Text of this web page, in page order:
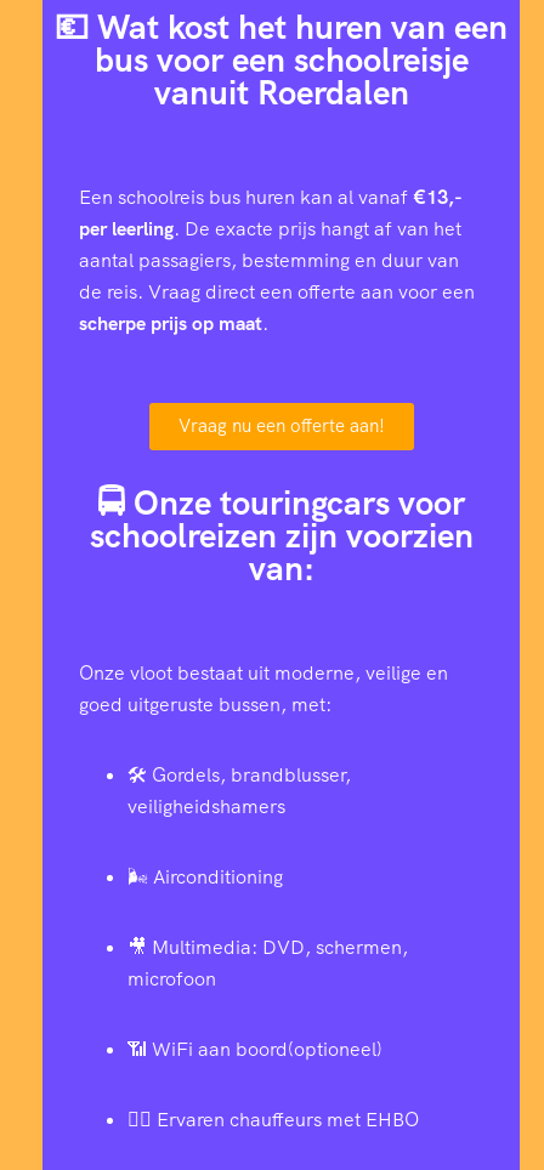
💶 Wat kost het huren van een
bus voor een schoolreisje
vanuit Roerdalen
Een schoolreis bus huren kan al vanaf€13,-
per leerling. De exacte prijs hangt af van het
aantal passagiers, bestemming en duur van
de reis. Vraag direct een offerte aan voor een
scherpe prijs op maat.
Vraag nu een offerte aan!
🚍 Onze touringcars voor
schoolreizen zijn voorzien
van:
Onze vloot bestaat uit moderne, veilige en
goed uitgeruste bussen, met:
🛠️ Gordels, brandblusser,
veiligheidshamers
🌬️ Airconditioning
🎥 Multimedia: DVD, schermen,
microfoon
📶 WiFi aan boord(optioneel)
👨‍✈️ Ervaren chauffeurs met EHBO